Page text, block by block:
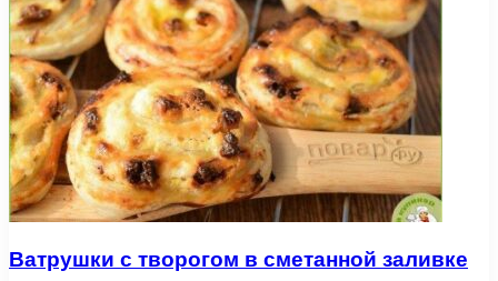
Ватрушки с творогом в сметанной заливке